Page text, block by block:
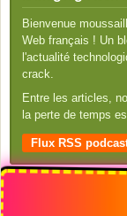
Bienvenue
Web français ! Un
l'actualité
crack.
Entre les articles,
la perte de temps
Flux RSS